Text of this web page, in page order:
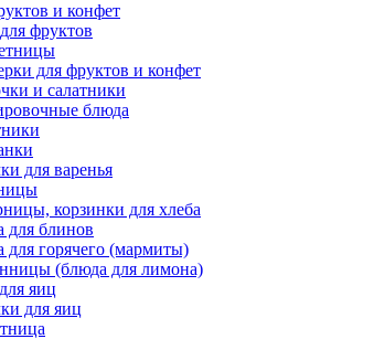
и конфет
фруктов
для фруктов и конфет
и салатники
блюда
для варенья
корзинки для хлеба
для блинов
для горячего (мармиты)
(блюда для лимона)
яиц
для яиц